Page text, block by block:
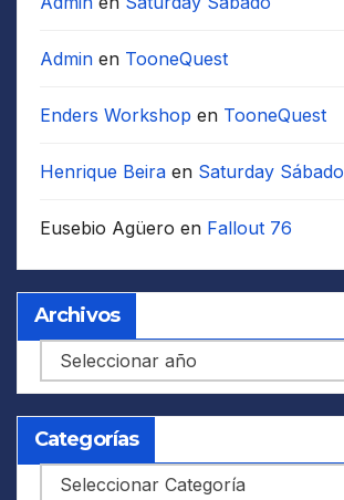
Admin en TooneQuest
Enders Workshop en TooneQuest
Henrique Beira en Saturday Sábado
Eusebio Agüero en Fallout 76
Archivos
Archivos
Categorías
Categorías